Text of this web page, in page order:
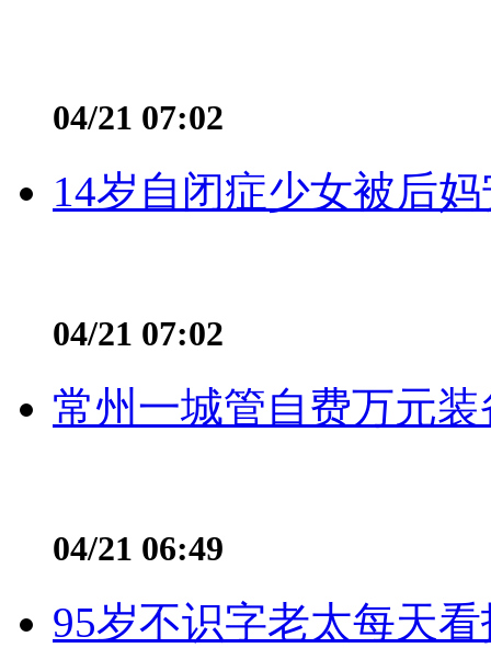
04/21 07:02
14岁自闭症少女被后
04/21 07:02
常州一城管自费万元
04/21 06:49
95岁不识字老太每天